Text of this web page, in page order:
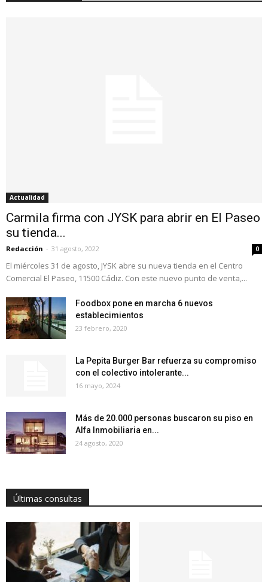
Actualidad
Carmila firma con JYSK para abrir en El Paseo
su tienda...
Redacción - 31 agosto, 2022 0
El miércoles 31 de agosto, JYSK abre su nueva tienda en el Centro
Comercial El Paseo, 11500 Cádiz. Con este nuevo punto de venta,...
Foodbox pone en marcha 6 nuevos
establecimientos
23 febrero, 2020
La Pepita Burger Bar refuerza su compromiso
con el colectivo intolerante...
16 mayo, 2024
Más de 20.000 personas buscaron su piso en
Alfa Inmobiliaria en...
24 agosto, 2020
Últimas consultas